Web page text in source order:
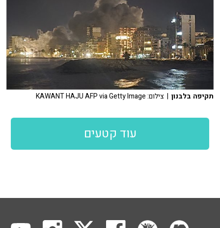
תקיפה בלבנון | צילום: KAWANT HAJU AFP via Getty Image
עוד קטעים